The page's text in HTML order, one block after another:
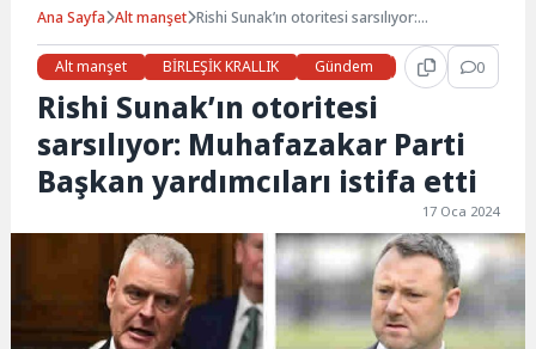
Ana Sayfa Alt manşet Rishi Sunak’ın otoritesi sarsılıyor:
etti
Alt manşet BİRLEŞİK KRALLIK Gündem Haberler 0
Rishi Sunak’ın otoritesi
sarsılıyor: Muhafazakar Parti
Başkan yardımcıları istifa etti
17 Oca 2024